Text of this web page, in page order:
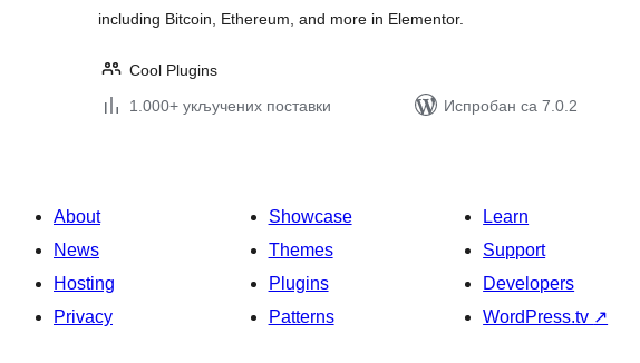
including Bitcoin, Ethereum, and more in Elementor.
Cool Plugins
1.000+ укључених поставки
Испробан са 7.0.2
About
News
Hosting
Privacy
Showcase
Themes
Plugins
Patterns
Learn
Support
Developers
WordPress.tv ↗